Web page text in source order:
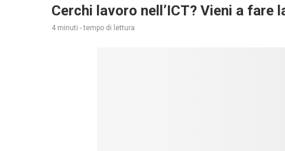
Cerchi lavoro nell’ICT? Vieni a fare
4 minuti - tempo di lettura